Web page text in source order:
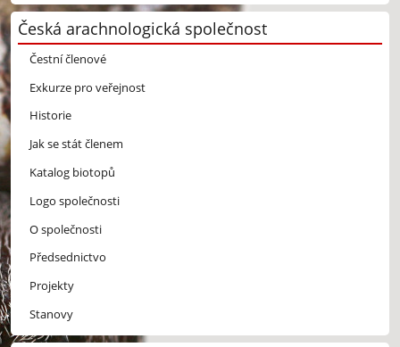
Česká arachnologická společnost
Čestní členové
Exkurze pro veřejnost
Historie
Jak se stát členem
Katalog biotopů
Logo společnosti
O společnosti
Předsednictvo
Projekty
Stanovy